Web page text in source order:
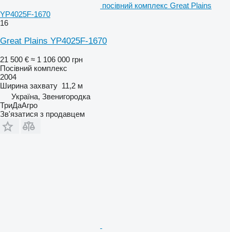
посівний комплекс Great Plains
YP4025F-1670
16
Great Plains YP4025F-1670
21 500 € ≈ 1 106 000 грн
Посівний комплекс
2004
Ширина захвату 11,2 м
Україна, Звенигородка
ТриДаАгро
Зв'язатися з продавцем